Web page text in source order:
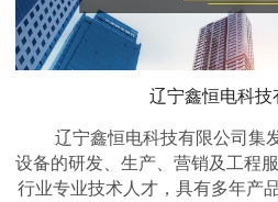
辽宁鑫恒电科技
辽宁鑫恒电科技有限公司集
设备的研发、生产、营销及工程
行业专业技术人才，具有多年产